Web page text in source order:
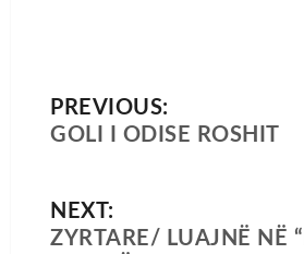
PREVIOUS:
GOLI I ODISE ROSHIT
NEXT:
ZYRTARE/ LUAJNË NË